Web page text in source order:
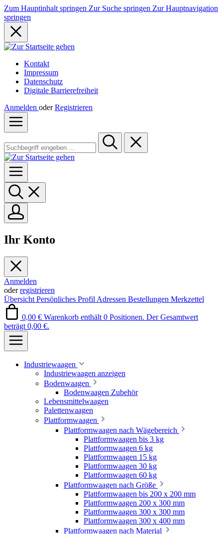
Zum Hauptinhalt springen Zur Suche springen Zur Hauptnavigation
springen
Kontakt
Impressum
Datenschutz
Digitale Barrierefreiheit
Anmelden oder Registrieren
Ihr Konto
Anmelden
oderregistrieren
Übersicht Persönliches Profil Adressen Bestellungen Merkzettel
0,00 € Warenkorb enthält 0 Positionen. Der Gesamtwert
beträgt 0,00 €.
Industriewaagen
Industriewaagen anzeigen
Bodenwaagen
Bodenwaagen Zubehör
Lebensmittelwaagen
Palettenwaagen
Plattformwaagen
Plattformwaagen nach Wägebereich
Plattformwaagen bis 3 kg
Plattformwaagen 6 kg
Plattformwaagen 15 kg
Plattformwaagen 30 kg
Plattformwaagen 60 kg
Plattformwaagen nach Größe
Plattformwaagen bis 200 x 200 mm
Plattformwaagen 200 x 300 mm
Plattformwaagen 300 x 300 mm
Plattformwaagen 300 x 400 mm
Plattformwaagen nach Material